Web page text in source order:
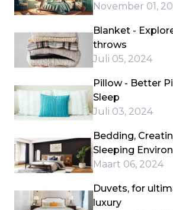
November 01,
Blanket -
throws
Juli 05, 2024
Pillow - Better
Sleep
Juli 03, 2024
Bedding,
Sleeping
Maart 06, 2024
Duvets, for
luxury